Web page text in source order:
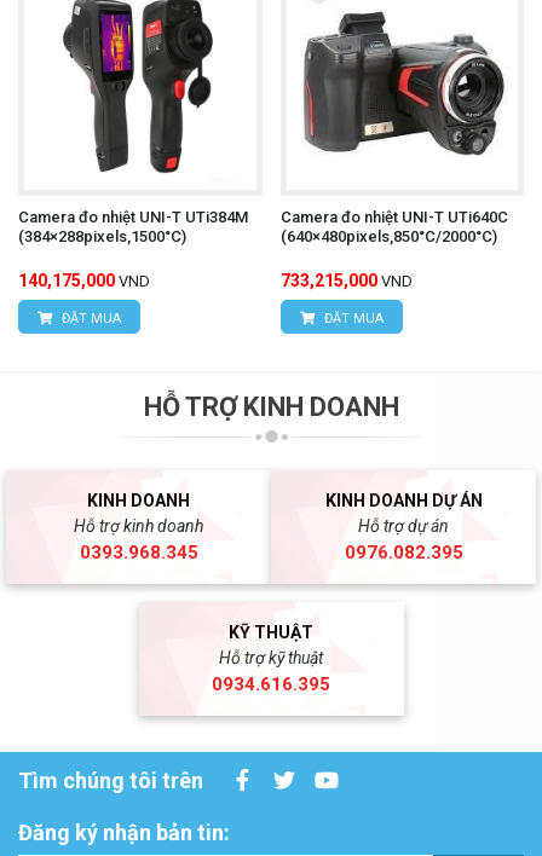
Camera đo nhiệt UNI-T UTi384M
(384×288pixels,1500°C)
140,175,000 VND
ĐẶT MUA
Camera đo nhiệt UNI-T UTi640C
(640×480pixels,850°C/2000°C)
733,215,000 VND
ĐẶT MUA
HỖ TRỢ KINH DOANH
KINH DOANH
Hỗ trợ kinh doanh
0393.968.345
KINH DOANH DỰ ÁN
Hỗ trợ dự án
0976.082.395
KỸ THUẬT
Hỗ trợ kỹ thuật
0934.616.395
Tìm chúng tôi trên
Đăng ký nhận bản tin: